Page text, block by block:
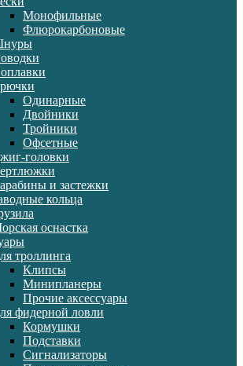
Монофильные
Флюрокарбоновые
Одинарные
Двойники
Тройники
Офсетные
головки
и застежки
кольца
оснастка
троллинга
Клипсы
Минипланеры
Прочие аксессуары
фидерной ловли
Кормушки
Подставки
Сигнализаторы